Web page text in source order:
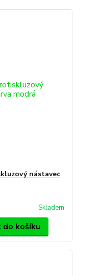
nástavec
Skladem
do košíku